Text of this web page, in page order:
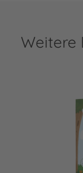
Weitere